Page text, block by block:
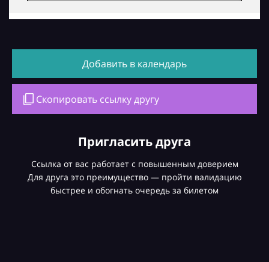
Добавить в календарь
Скопировать ссылку другу
Пригласить друга
Ссылка от вас работает с повышенным доверием
Для друга это преимущество — пройти валидацию
быстрее и обогнать очередь за билетом